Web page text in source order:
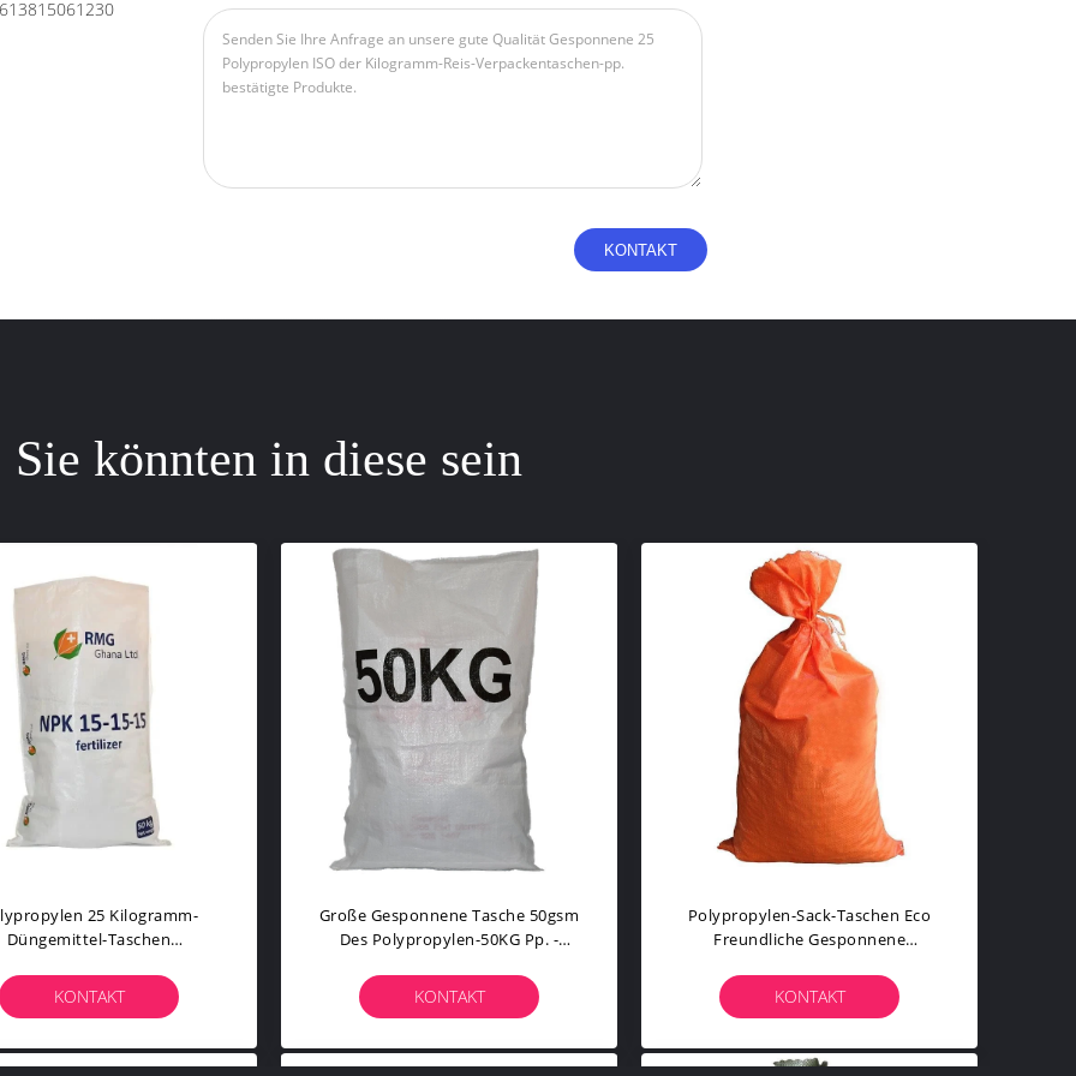
Sie könnten in diese sein
25 Kilogramm-
Düngemittel-Taschen
Innerer Zwischenlage
KONTAKT
Große Gesponnene Tasche 50gsm
Des Polypropylen-50KG Pp. -
KONTAKT
Polypropylen-Sack-Taschen Eco
Freundliche Gesponnene
KONTAKT